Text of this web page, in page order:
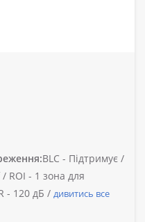
BLC - Підтримує /
/ ROI - 1 зона для
- 120 дБ / дивитись все